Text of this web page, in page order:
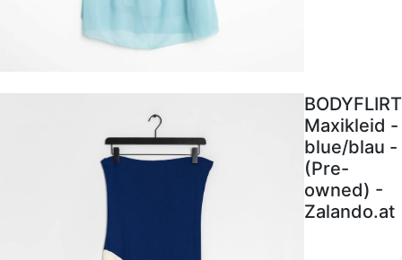
BODYFLIRT
Maxikleid -
blue/blau -
(Pre-
owned) -
Zalando.at